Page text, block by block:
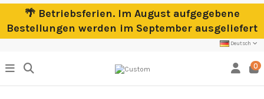
🌴 Betriebsferien. Im August aufgegebene
Bestellungen werden im September ausgeliefert
Deutsch
0